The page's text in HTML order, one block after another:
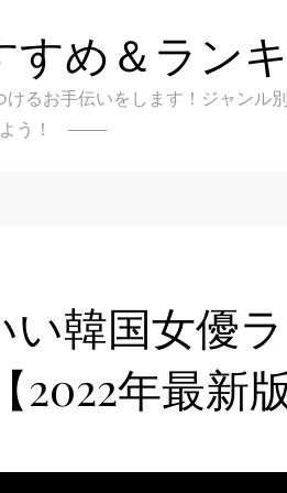
すめ＆ラン
るお手伝いをします！ジャンル別
う！
い韓国女優
年最新版